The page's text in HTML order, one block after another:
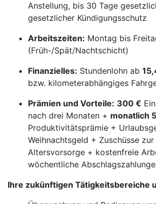
Anstellung, bis 30 Tage
gesetzlicher Kündigungsschutz
Arbeitszeiten: Montag bis
(Früh-/Spät/Nachtschicht)
Finanzielles: Stundenlohn ab
bzw. kilometerabhängiges
Prämien und Vorteile: 300 €
nach drei Monaten + monatlich
Produktivitätsprämie +
Weihnachtsgeld + Zuschüsse
Altersvorsorge + kostenfreie
wöchentliche
Ihre zukünftigen Tätigkeitsbereiche